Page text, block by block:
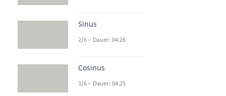
Sinus
2/6 – Dauer: 04:26
Cosinus
3/6 – Dauer: 04:25